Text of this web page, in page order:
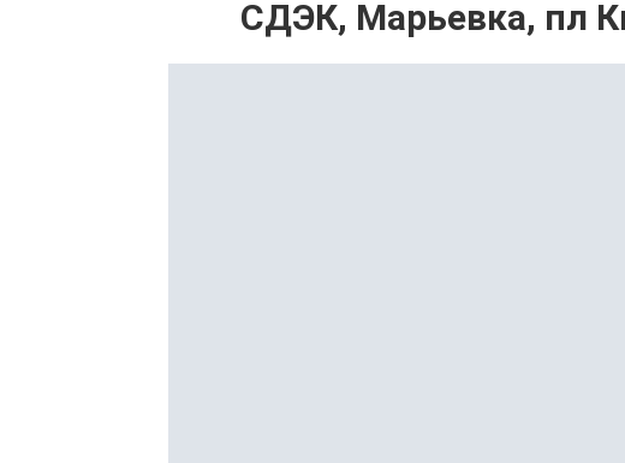
СДЭК, Марьевка, пл